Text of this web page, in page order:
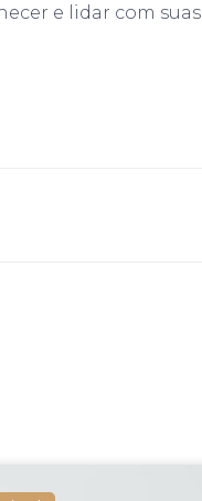
e lidar com suas